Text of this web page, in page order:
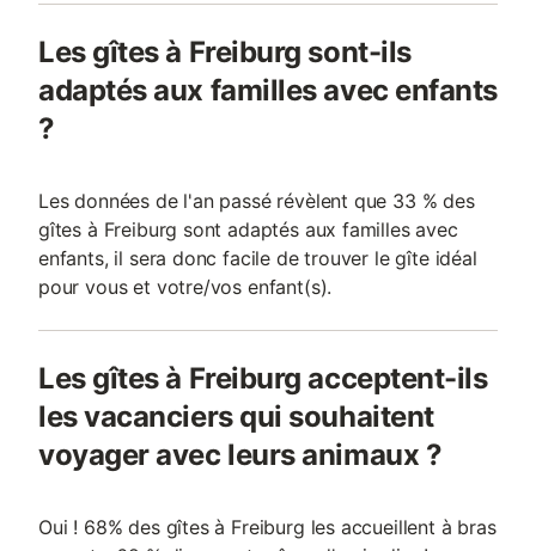
Les gîtes à Freiburg sont-ils
adaptés aux familles avec enfants
?
Les données de l'an passé révèlent que 33 % des
gîtes à Freiburg sont adaptés aux familles avec
enfants, il sera donc facile de trouver le gîte idéal
pour vous et votre/vos enfant(s).
Les gîtes à Freiburg acceptent-ils
les vacanciers qui souhaitent
voyager avec leurs animaux ?
Oui ! 68% des gîtes à Freiburg les accueillent à bras